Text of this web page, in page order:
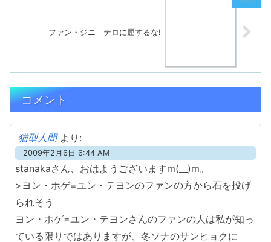
ファン・ジニ テロに屈するな!
コメント
猫型人間 より:
2009年2月6日 6:44 AM
stanakaさん、おはようございますm(__)m。
>ヨン・ホゲ=ユン・テヨンのファンの方から石を投げ
られそう
ヨン・ホゲ=ユン・テヨンさんのファンの人は私が知っ
ている限りではありますが、冬ソナのサンヒョクに